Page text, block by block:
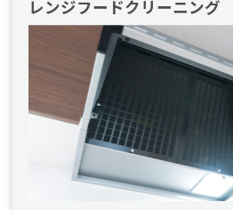
レンジフードクリーニング